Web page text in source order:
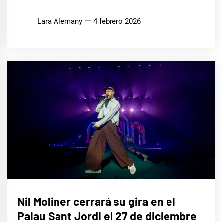
Lara Alemany 4 febrero 2026
Nil Moliner cerrará su gira en el
Palau Sant Jordi el 27 de diciembre